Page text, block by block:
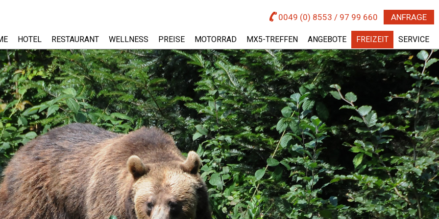
0049 (0) 8553 / 97 99 660 ANFRAGE
HOTEL RESTAURANT WELLNESS PREISE MOTORRAD MX5-TREFFEN ANGEBOTE FREIZEIT SERVICE